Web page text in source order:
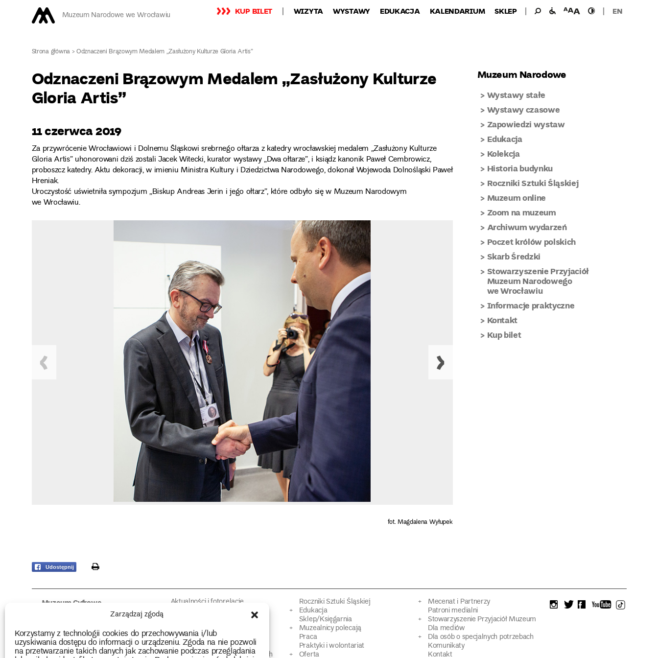
Zarządzaj zgodą
Korzystamy z technologii cookies do przechowywania i/lub
uzyskiwania dostępu do informacji o urządzeniu. Zgoda na nie pozwoli
na przetwarzanie takich danych jak zachowanie podczas przeglądania
Muzeum Narodowe we Wrocławiu KUP BILET WIZYTA WYSTAWY EDUKACJA KALENDARIUM SKLEP Wyszukaj
Wyszukiwanie
dla:
udogodnieniawielkość
czcionki
wysoki
kontrast
EN
Strona główna>Odznaczeni Brązowym Medalem „Zasłużony Kulturze Gloria Artis”
Odznaczeni Brązowym Medalem „Zasłużony Kulturze
Gloria Artis”
11 czerwca 2019
Za przywrócenie Wrocławiowi i Dolnemu Śląskowi srebrnego ołtarza z katedry wrocławskiej medalem „Zasłużony Kulturze
Gloria Artis” uhonorowani dziś zostali Jacek Witecki, kurator wystawy „Dwa ołtarze”, i ksiądz kanonik Paweł Cembrowicz,
proboszcz katedry. Aktu dekoracji, w imieniu Ministra Kultury i Dziedzictwa Narodowego, dokonał Wojewoda Dolnośląski Paweł
Hreniak.
Uroczystość uświetniła sympozjum „Biskup Andreas Jerin i jego ołtarz”, które odbyło się w Muzeum Narodowym
we Wrocławiu.
fot. Magdalena Wyłupek
Udostępnij print
Muzeum Narodowe
Wystawy stałe
Wystawy czasowe
Zapowiedzi wystaw
Edukacja
Kolekcja
Historia budynku
Roczniki Sztuki Śląskiej
Muzeum online
Zoom na muzeum
Archiwum wydarzeń
Poczet królów polskich
Skarb Średzki
Stowarzyszenie Przyjaciół
Muzeum Narodowego
we Wrocławiu
Informacje praktyczne
Kontakt
Kup bilet
Muzeum Cyfrowe
Użyczenia obiektów
Biblioteka
Wydawnictwo
Aktualności i fotorelacje
Muzealne rozmowy
Kolekcja
Europejskie Dni Dziedzictwa
Programy badań strat wojennych
Roczniki Sztuki Śląskiej
Edukacja
Sklep/Księgarnia
Muzealnicy polecają
Praca
Praktyki i wolontariat
Oferta
Mecenat i Partnerzy
Patroni medialni
Stowarzyszenie Przyjaciół Muzeum
Dla mediów
Dla osób o specjalnych potrzebach
Komunikaty
Kontakt
instagram
twitterfacebookyoutube
tiktok